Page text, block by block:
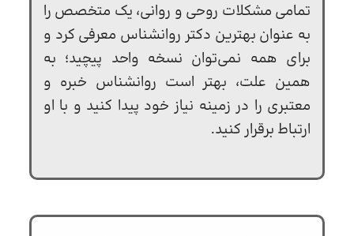
تمامی مشکلات روحی و روانی، یک متخصص را
به عنوان بهترین دکتر روانشناس معرفی کرد و
برای همه نمی‌توان نسخه واحد پیچید؛ به
همین علت، بهتر است روانشناس خبره و
معتبری را در زمینه نیاز خود پیدا کنید و با او
ارتباط برقرار کنید.